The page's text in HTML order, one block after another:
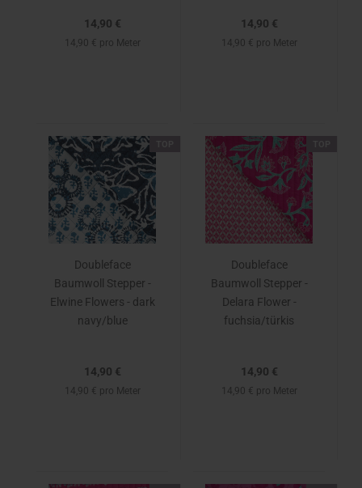
14,90 €
14,90 € pro Meter
14,90 €
14,90 € pro Meter
Doubleface
Baumwoll Stepper -
Elwine Flowers - dark
navy/blue
14,90 €
14,90 € pro Meter
Doubleface
Baumwoll Stepper -
Delara Flower -
fuchsia/türkis
14,90 €
14,90 € pro Meter